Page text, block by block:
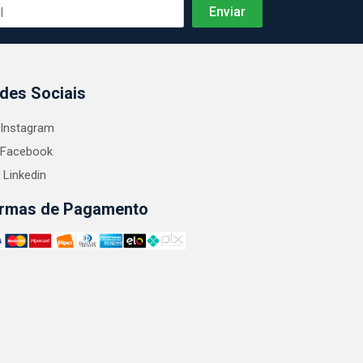
Sociais
Instagram
Facebook
Linkedin
de Pagamento